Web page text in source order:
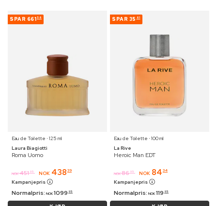
SPAR 661 56
Eau de Toilette ⋅ 125 ml
Laura Biagiotti
Roma Uomo
NOK 451 95 NOK 438 39
Kampanjepris
Normalpris: NOK 1099 95
SPAR 35 61
Eau de Toilette ⋅ 100 ml
La Rive
Heroic Man EDT
NOK 86 95 NOK 84 34
Kampanjepris
Normalpris: NOK 119 95